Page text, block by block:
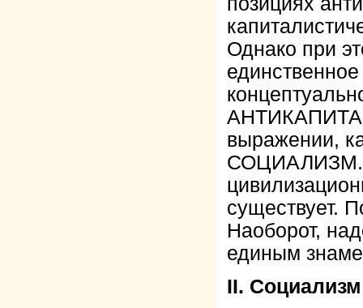
Однако при
выражении,
СОЦИАЛИЗМ.
существует.
Наоборот,
единым
II.